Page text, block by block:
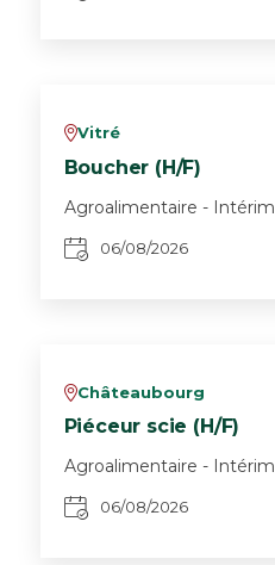
vVitré
Boucher (H/F)
Agroalimentaire - Intérim
06/08/2026
vChâteaubourg
Piéceur scie (H/F)
Agroalimentaire - Intérim
06/08/2026